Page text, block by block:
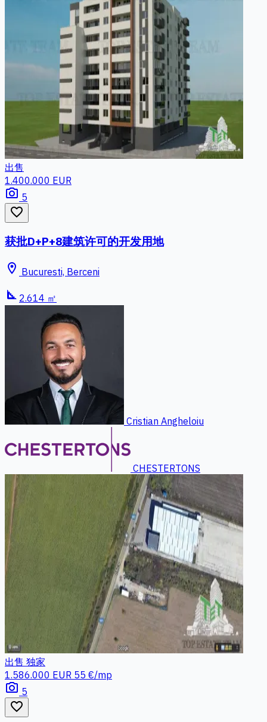
出售
1.400.000 EUR
photo_camera 5
favorite_border
获批D+P+8建筑许可的开发用地
location_on Bucuresti, Berceni
square_foot 2.614 ㎡
Cristian Angheloiu
CHESTERTONS
出售 独家
1.586.000 EUR 55 €/mp
photo_camera 5
favorite_border